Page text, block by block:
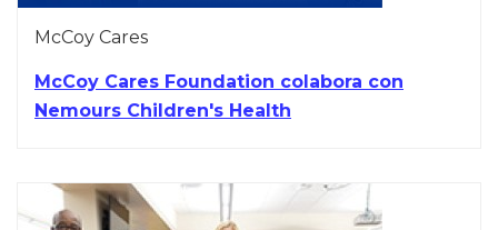
McCoy Cares
McCoy Cares Foundation colabora con
Nemours Children's Health